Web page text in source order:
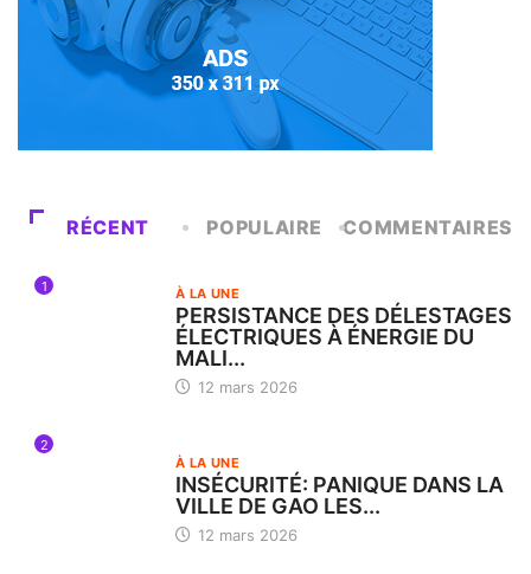
RÉCENT POPULAIRE COMMENTAIRES
1 À LA UNE
PERSISTANCE DES DÉLESTAGES
ÉLECTRIQUES À ÉNERGIE DU
MALI...
12 mars 2026
2
À LA UNE
INSÉCURITÉ: PANIQUE DANS LA
VILLE DE GAO LES...
12 mars 2026